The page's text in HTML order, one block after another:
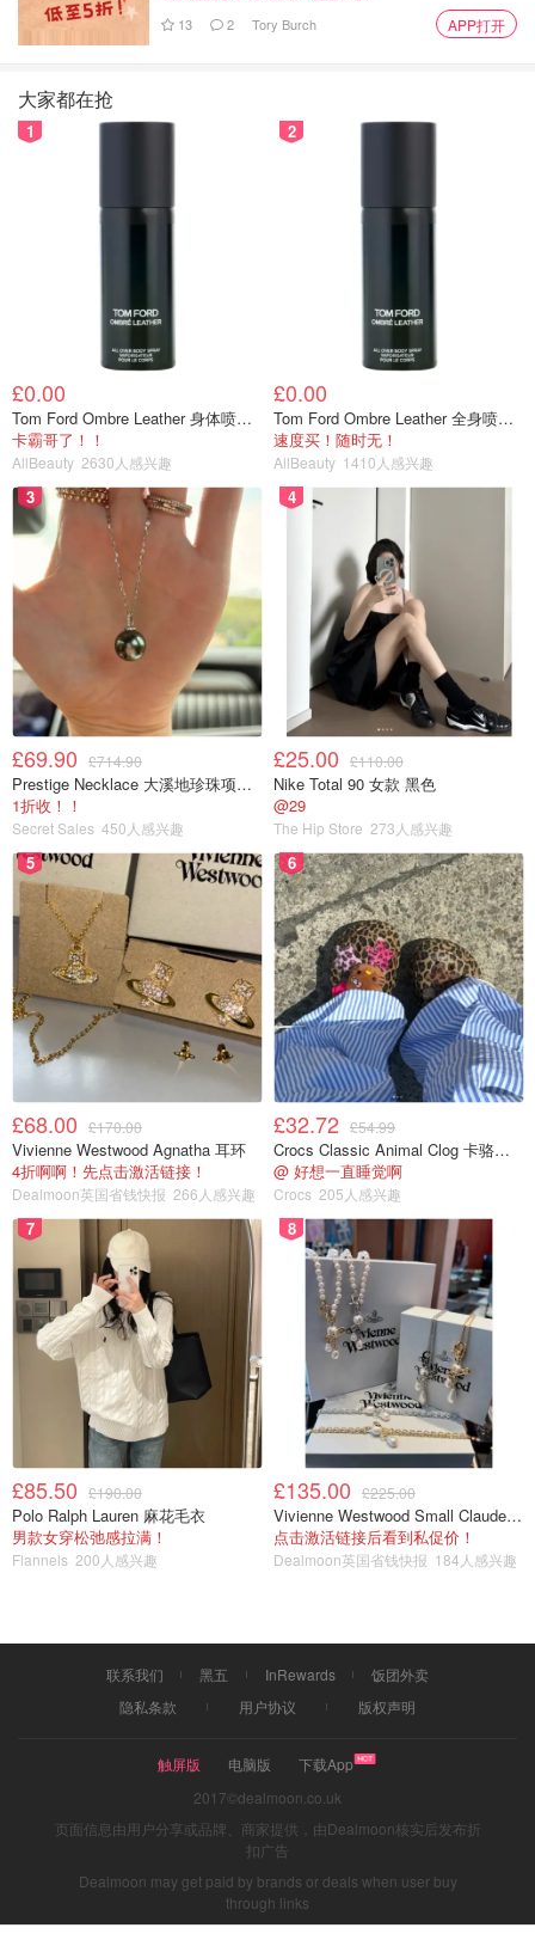
在蛋黄里加入40g糖、60g油、还有前面准备好的橙汁和橙
⭐️妈妈的PS note：这一步不需要用打蛋器，随便用个叉子
step 4⃣️
图片来自@中华小曲库
先准备好约110g的糖，可根据自己想要的甜度加多或或加
少点糖。
step5⃣️
图片来自@中华小曲库
13 2 Tory Burch APP打开
大家都在抢
1
£0.00
Tom Ford Ombre Leather 身体喷雾 150ml
卡霸哥了！！
AllBeauty 2630人感兴趣
2
£0.00
Tom Ford Ombre Leather 全身喷雾 150ml
速度买！随时无！
AllBeauty 1410人感兴趣
3
£69.90 £714.90
Prestige Necklace 大溪地珍珠项链 10-11mm
1折收！！
Secret Sales 450人感兴趣
4
£25.00 £110.00
Nike Total 90 女款 黑色
@29
The Hip Store 273人感兴趣
5
£68.00 £170.00
Vivienne Westwood Agnatha 耳环
4折啊啊！先点击激活链接！
Dealmoon英国省钱快报 266人感兴趣
6
£32.72 £54.99
Crocs Classic Animal Clog 卡骆驰动物印花洞洞鞋
@ 好想一直睡觉啊
Crocs 205人感兴趣
7
£85.50 £190.00
Polo Ralph Lauren 麻花毛衣
男款女穿松弛感拉满！
Flannels 200人感兴趣
8
£135.00 £225.00
Vivienne Westwood Small Claude 珍珠项链
点击激活链接后看到私促价！
Dealmoon英国省钱快报 184人感兴趣
联系我们 黑五 InRewards
饭团外卖
隐私条款
用户协议 版权声明
触屏版 电脑版
下载App
2017©dealmoon.co.uk
页面信息由用户分享或品牌、商家提供，由Dealmoon核实后发布折
扣广告
Dealmoon may get paid by brands or deals when user buy
through links